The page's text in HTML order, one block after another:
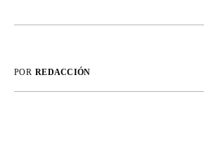
POR REDACCIÓN